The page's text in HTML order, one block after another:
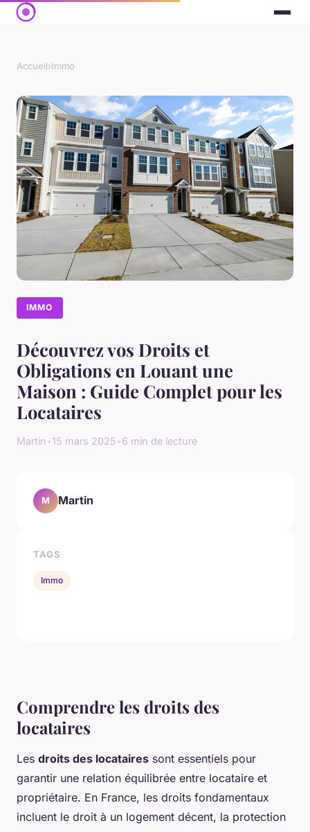
Accueil›Immo
IMMO
Découvrez vos Droits et
Obligations en Louant une
Maison : Guide Complet pour les
Locataires
Martin•15 mars 2025•6 min de lecture
Comprendre les droits des
locataires
Les droits des locataires sont essentiels pour
garantir une relation équilibrée entre locataire et
propriétaire. En France, les droits fondamentaux
incluent le droit à un logement décent, la protection
M Martin
TAGS
Immo